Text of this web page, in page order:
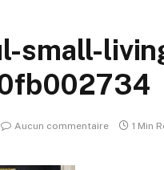
small-
Aucun commentaire 1 Min